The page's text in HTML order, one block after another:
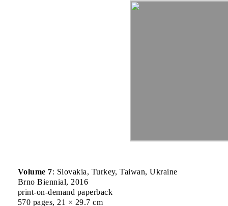
Volume 7: Slovakia, Turkey, Taiwan, Ukraine
Brno Biennial, 2016
print-on-demand paperback
570 pages, 21 × 29.7 cm